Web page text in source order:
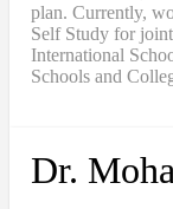
plan. Currently,
Self Study for
International
Schools and
Dr.